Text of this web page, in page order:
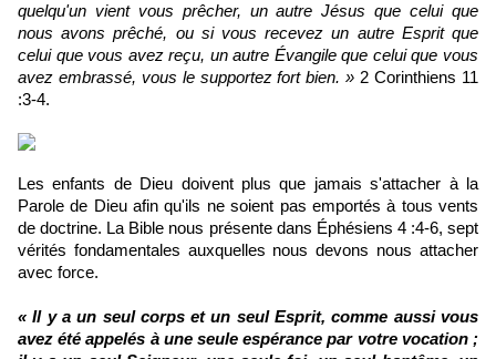
quelqu'un vient vous prêcher, un autre Jésus que celui que
nous avons prêché, ou si vous recevez un autre Esprit que
celui que vous avez reçu, un autre Évangile que celui que vous
avez embrassé, vous le supportez fort bien. » 2 Corinthiens 11
:3-4.
Les enfants de Dieu doivent plus que jamais s'attacher à la
Parole de Dieu afin qu'ils ne soient pas emportés à tous vents
de doctrine. La Bible nous présente dans Éphésiens 4 :4-6, sept
vérités fondamentales auxquelles nous devons nous attacher
avec force.
« Il y a un seul corps et un seul Esprit, comme aussi vous
avez été appelés à une seule espérance par votre vocation ;